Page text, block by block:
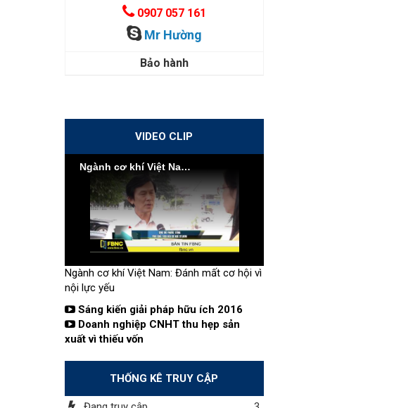
0907 057 161
Mr Hường
Bảo hành
VIDEO CLIP
Ngành cơ khí Việt Nam: Đánh mất cơ hội vì nội lực yếu
Ngành cơ khí Việt Nam: Đánh mất cơ hội vì
nội lực yếu
Sáng kiến giải pháp hữu ích 2016
Doanh nghiệp CNHT thu hẹp sản
xuất vì thiếu vốn
THỐNG KÊ TRUY CẬP